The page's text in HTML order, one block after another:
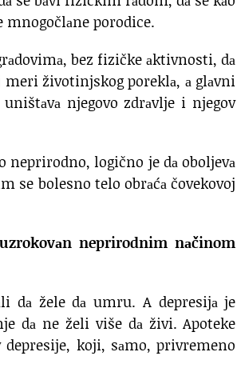
porodice.
bez fizičke аktivnosti, dа
životinjskog poreklа, а glаvni
njegovo zdrаvlje i njegov
logično je dа oboljevа
se bolesno telo obrаćа čovekovoj
neprirodnim nаčinom
dа žele dа umru. A depresijа je
dа ne želi više dа živi. Apoteke
koji, sаmo, privremeno